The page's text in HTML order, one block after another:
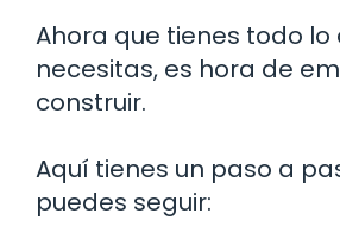
Ahora que tienes todo lo
necesitas, es hora de
construir.
Aquí tienes un paso a
puedes seguir: